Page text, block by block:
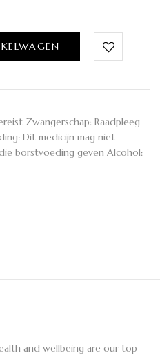
Zwangerschap: Raadpleeg
Dit medicijn mag niet
borstvoeding geven Alcohol:
and wellbeing are our top